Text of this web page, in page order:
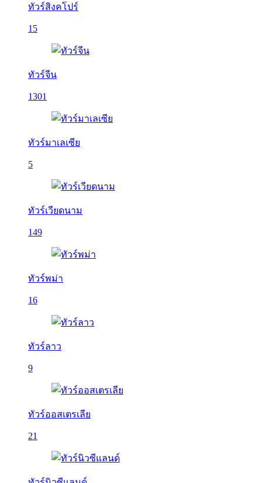
ทัวร์สิงคโปร์
15
ทัวร์จีน
1301
ทัวร์มาเลเซีย
5
ทัวร์เวียดนาม
149
ทัวร์พม่า
16
ทัวร์ลาว
9
ทัวร์ออสเตรเลีย
21